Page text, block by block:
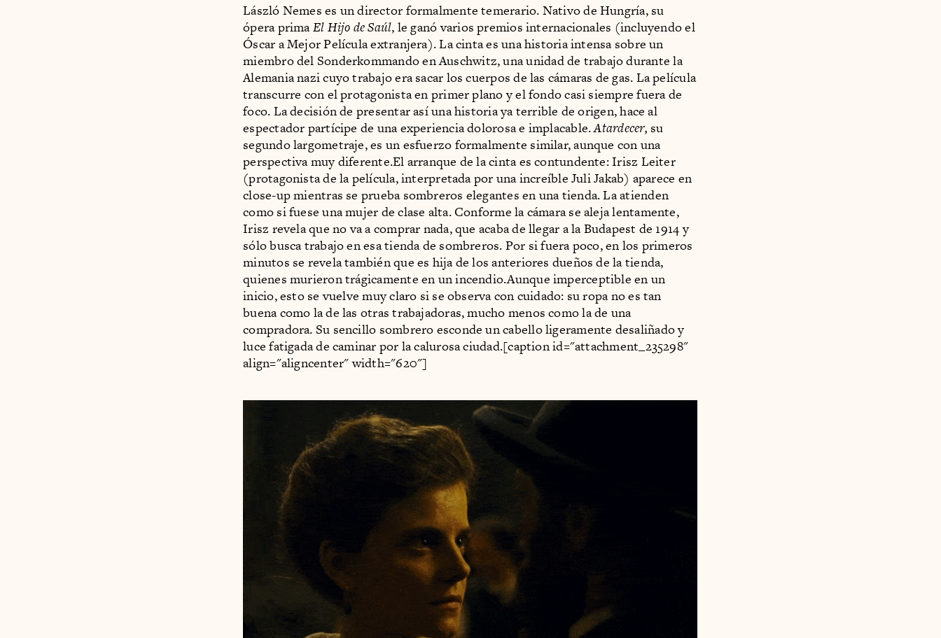
László Nemes es un director formalmente temerario. Nativo de Hungría, su
ópera primaEl Hijo de Saúl, le ganó varios premios internacionales (incluyendo el
Óscar a Mejor Película extranjera). La cinta es una historia intensa sobre un
miembro del Sonderkommando en Auschwitz, una unidad de trabajo durante la
Alemania nazi cuyo trabajo era sacar los cuerpos de las cámaras de gas. La película
transcurre con el protagonista en primer plano y el fondo casi siempre fuera de
foco. La decisión de presentar así una historia ya terrible de origen, hace al
espectador partícipe de una experiencia dolorosa e implacable.Atardecer, su
segundo largometraje, es un esfuerzo formalmente similar, aunque con una
perspectiva muy diferente.El arranque de la cinta es contundente: Irisz Leiter
(protagonista de la película, interpretada por una increíble Juli Jakab) aparece en
close-up mientras se prueba sombreros elegantes en una tienda. La atienden
como si fuese una mujer de clase alta. Conforme la cámara se aleja lentamente,
Irisz revela que no va a comprar nada, que acaba de llegar a la Budapest de 1914 y
sólo busca trabajo en esa tienda de sombreros. Por si fuera poco, en los primeros
minutos se revela también que es hija de los anteriores dueños de la tienda,
quienes murieron trágicamente en un incendio.Aunque imperceptible en un
inicio, esto se vuelve muy claro si se observa con cuidado: su ropa no es tan
buena como la de las otras trabajadoras, mucho menos como la de una
compradora. Su sencillo sombrero esconde un cabello ligeramente desaliñado y
luce fatigada de caminar por la calurosa ciudad.[caption id="attachment_235298"
align="aligncenter" width="620"]